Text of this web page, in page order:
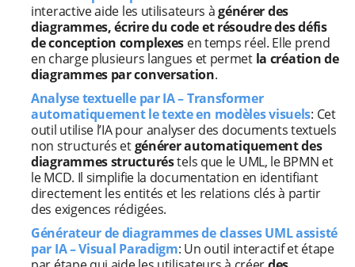
interactive aide les utilisateurs àgénérer des
diagrammes, écrire du code et résoudre des défis
de conception complexes en temps réel. Elle prend
en charge plusieurs langues et permet la création de
diagrammes par conversation.
Analyse textuelle par IA – Transformer
automatiquement le texte en modèles visuels: Cet
outil utilise l’IA pour analyser des documents textuels
non structurés etgénérer automatiquement des
diagrammes structuréstels que le UML, le BPMN et
le MCD. Il simplifie la documentation en identifiant
directement les entités et les relations clés à partir
des exigences rédigées.
Générateur de diagrammes de classes UML assisté
par IA – Visual Paradigm: Un outil interactif et étape